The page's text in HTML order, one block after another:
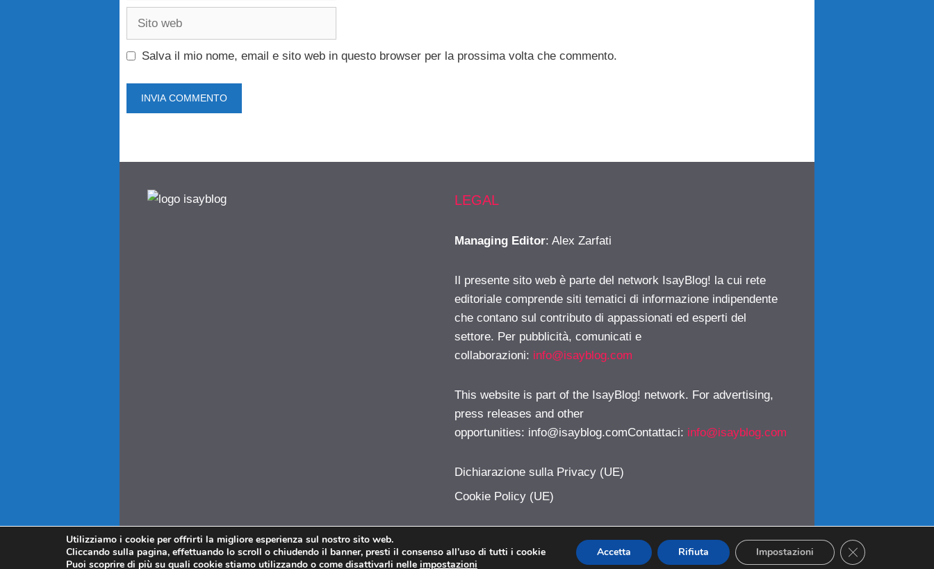
Sito
Salva il mio nome, email e sito web in questo browser per la prossima volta che commento.
LEGAL
Managing Editor: Alex Zarfati
Il presente sito web è parte del network IsayBlog! la cui rete
editoriale comprende siti tematici di informazione indipendente
che contano sul contributo di appassionati ed esperti del
settore. Per pubblicità, comunicati e
collaborazioni: info@isayblog.com
This website is part of the IsayBlog! network. For advertising,
press releases and other
opportunities: info@isayblog.comContattaci: info@isayblog.com
Dichiarazione sulla Privacy (UE)
Cookie Policy (UE)
iPhoner.com © 2026. All right reserverd.
Utilizziamo i cookie per offrirti la migliore esperienza sul nostro sito web.
Cliccando sulla pagina, effettuando lo scroll o chiudendo il banner, presti il consenso all’uso di tutti i cookie
Puoi scoprire di più su quali cookie stiamo utilizzando o come disattivarli nelle impostazioni
Accetta Rifiuta Impostazioni CLOSE GDPR